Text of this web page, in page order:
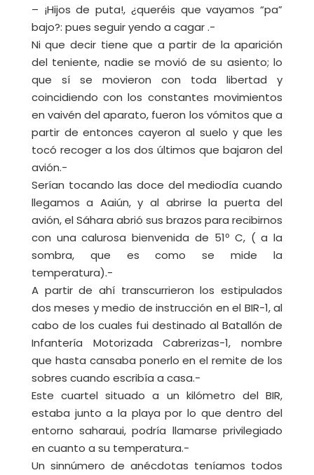
– ¡Hijos de puta!, ¿queréis que vayamos “pa”
bajo?: pues seguir yendo a cagar .-
Ni que decir tiene que a partir de la aparición
del teniente, nadie se movió de su asiento; lo
que sí se movieron con toda libertad y
coincidiendo con los constantes movimientos
en vaivén del aparato, fueron los vómitos que a
partir de entonces cayeron al suelo y que les
tocó recoger a los dos últimos que bajaron del
avión.-
Serían tocando las doce del mediodía cuando
llegamos a Aaiún, y al abrirse la puerta del
avión, el Sáhara abrió sus brazos para recibirnos
con una calurosa bienvenida de 51º C, ( a la
sombra, que es como se mide la
temperatura).-
A partir de ahí transcurrieron los estipulados
dos meses y medio de instrucción en el BIR-1, al
cabo de los cuales fui destinado al Batallón de
Infantería Motorizada Cabrerizas-1, nombre
que hasta cansaba ponerlo en el remite de los
sobres cuando escribía a casa.-
Este cuartel situado a un kilómetro del BIR,
estaba junto a la playa por lo que dentro del
entorno saharaui, podría llamarse privilegiado
en cuanto a su temperatura.-
Un sinnúmero de anécdotas teníamos todos